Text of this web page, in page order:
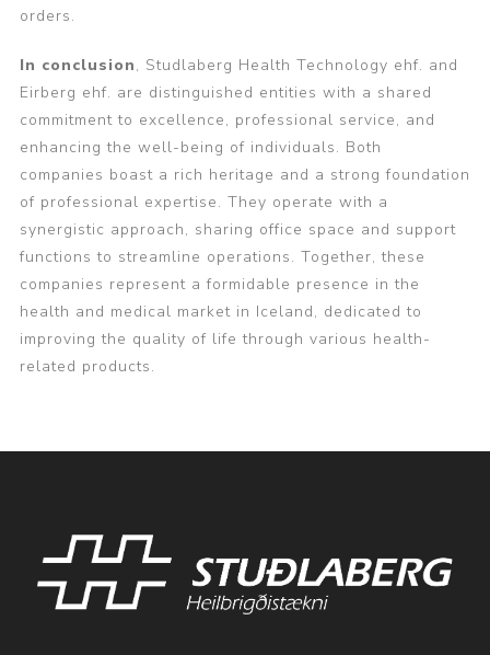
orders.
In conclusion, Studlaberg Health Technology ehf. and
Eirberg ehf. are distinguished entities with a shared
commitment to excellence, professional service, and
enhancing the well-being of individuals. Both
companies boast a rich heritage and a strong foundation
of professional expertise. They operate with a
synergistic approach, sharing office space and support
functions to streamline operations. Together, these
companies represent a formidable presence in the
health and medical market in Iceland, dedicated to
improving the quality of life through various health-
related products.